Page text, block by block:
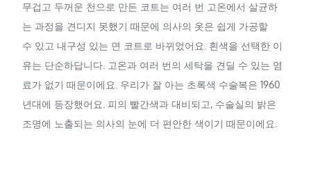
무겁고 두꺼운 천으로 만든 코트는 여러 번 고온에서 살균하
는 과정을 견디지 못했기 때문에 의사의 옷은 쉽게 가공할
수 있고 내구성 있는 면 코트로 바뀌었어요. 흰색을 선택한 이
유는 단순하답니다. 고온과 여러 번의 세탁을 견딜 수 있는 염
료가 없기 때문이에요. 우리가 잘 아는 초록색 수술복은 1960
년대에 등장했어요. 피의 빨간색과 대비되고, 수술실의 밝은
조명에 노출되는 의사의 눈에 더 편안한 색이기 때문이에요.